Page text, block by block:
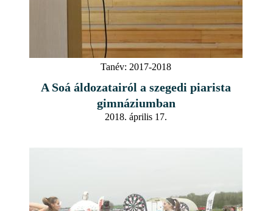
Tanév: 2017-2018
A Soá áldozatairól a szegedi piarista
gimnáziumban
2018. április 17.